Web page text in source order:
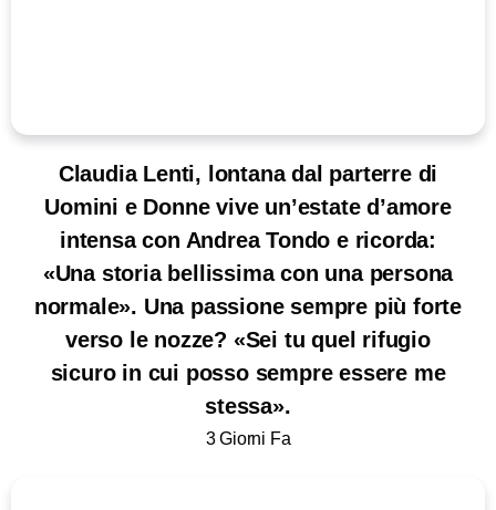
Claudia Lenti, lontana dal parterre di
Uomini e Donne vive un’estate d’amore
intensa con Andrea Tondo e ricorda:
«Una storia bellissima con una persona
normale». Una passione sempre più forte
verso le nozze? «Sei tu quel rifugio
sicuro in cui posso sempre essere me
stessa».
3 Giorni Fa